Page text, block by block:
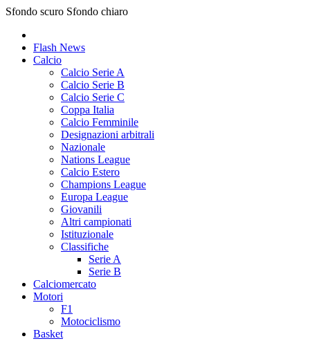
Sfondo scuro Sfondo chiaro
Flash News
Calcio
Calcio Serie A
Calcio Serie B
Calcio Serie C
Coppa Italia
Calcio Femminile
Designazioni arbitrali
Nazionale
Nations League
Calcio Estero
Champions League
Europa League
Giovanili
Altri campionati
Istituzionale
Classifiche
Serie A
Serie B
Calciomercato
Motori
F1
Motociclismo
Basket